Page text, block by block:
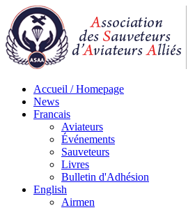
Accueil / Homepage
News
Francais
Aviateurs
Événements
Sauveteurs
Livres
Bulletin d'Adhésion
English
Airmen